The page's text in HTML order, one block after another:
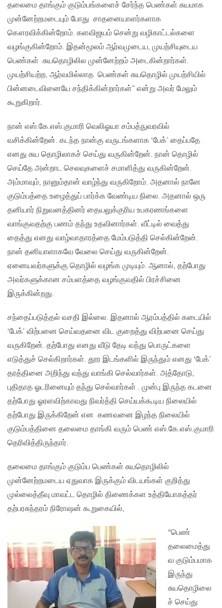
தலைமை தாங்கும் குடும்பங்களைச் சேர்ந்த பெண்கள் சுயமாக
முன்னேற்றமடையும் போது சாதனையாளர்களாக
கௌரவிக்கின்றோம். களவிஜயம் சென்று வழிகாட்டல்களை
வழங்குகின்றோம். இதன்மூலம் ஆர்வமுடைய, முயற்சியுடைய
பெண்கள் சுயதொழிலில முன்னேற்றம் அடைகின்றார்கள்.
முயற்சியற்ற, ஆர்வமில்லாத பெண்கள் சுயதொழில் முயற்சியில்
பின்னடைவினையே சந்திக்கின்றார்கள்” என்று அவர் மேலும்
கூறுகிறார்.
நான் எஸ்.கே.எஸ்.குமாரி வெலிஓயா சம்பத்நுவரவில்
வசிக்கின்றேன். கடந்த நான்கு வருடங்களாக ‘பேக்’ தைப்பதே
எனது சுய தொழிலாகச் செய்து வருகின்றேன். நான் தொழில்
செய்தே அன்றாட செலவுகளைச் சமாளித்து வருகின்றேன்.
அம்மாவும், நானும்தான் வாழ்ந்து வருகிறோம். அதனால் நானே
குடும்பத்தை உழைத்துப் பார்க்க வேண்டிய நிலை. அதனால் ஒரு
தனியார் நிறுவனத்தினர் தையலுக்குரிய உபகரணங்களை
வாங்குவதற்கு பணம் தந்து உதவினார்கள். வீட்டில் வைத்து
தைத்து எனது வாழ்வாதாரத்தை மேம்படுத்தி செல்கின்றேன்.
நான் தனியாளாகவே வேலை செய்து வருகின்றேன்.
ஏனையவர்களுக்கு தொழில் வழங்க முடியும். ஆனால், தற்போது
அவர்களுக்கான சம்பளத்தை வழங்குவதில் பிரச்சினை
இருக்கின்றது.
சந்தைப்படுத்தல் வசதி இல்லை. இதனால் ஆரம்பத்தில் கடையில்
‘பேக்’ விற்பனை செய்வதனை விட குறைத்து விற்பனை செய்து
வருகிறேன். தற்போது எனது வீடு தேடி வந்து பொருட்களை
எடுத்துச் செல்கிறார்கள். தூர இடங்களில் இருந்தும் எனது ‘பேக்’
தரத்தினை அறிந்து வந்து வாங்கி செல்வார்கள். அத்தோடு,
புதிதாத ஓடரினையும் தந்து செல்வார்கள் . முன்பு இருந்த கடனை
தற்போது ஓரளவிற்காவது நிவர்த்தி செய்யக்கூடிய நிலையில்
தற்போது இருக்கிறேன் என கணவனை இழந்த நிலையில்
குடும்பத்தினை தலைமை தாங்கி வரும் பெண் எஸ்.கே.எஸ்.குமாரி
தெரிவித்திருந்தார்.
தலைமை தாங்கும் குடும்ப பெண்கள் சுயதொழிலில்
முன்னேற்றமடைய ஏதுவாக இருக்கும் விடயங்கள் குறித்து
முல்லைத்தீவு மாவட்ட தொழில் திணைக்கள உத்தியோகத்தர்
தற்பரசுந்தரம் நிரோஷன் கூறுகையில்,
“பெண்
தலைமைத்து
வ குடும்பமாக
இருந்து
சுயதொழிலை
ச் செய்து